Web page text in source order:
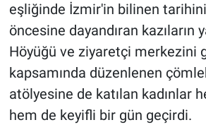
eşliğinde İzmir'in bilinen tarihini
öncesine dayandıran kazıların
Höyüğü ve ziyaretçi merkezini
kapsamında düzenlenen
atölyesine de katılan kadınlar
hem de keyifli bir gün geçirdi.